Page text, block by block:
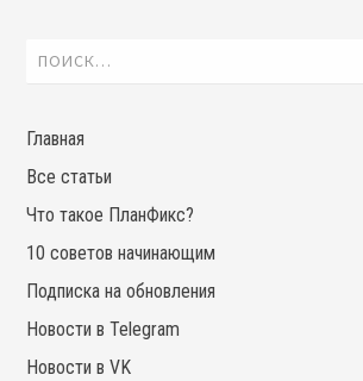
Найти:
Главная
Все статьи
Что такое ПланФикс?
10 советов начинающим
Подписка на обновления
Новости в Telegram
Новости в VK